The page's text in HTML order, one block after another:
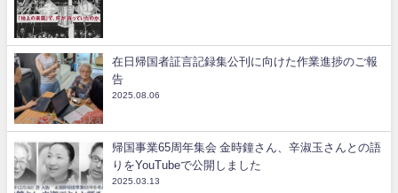
在日帰国者証言記録集公刊に向けた作業進捗のご報
告
2025.08.06
帰国事業65周年集会 金時鐘さん、辛淑玉さんとの語
りをYouTubeで公開しました
2025.03.13